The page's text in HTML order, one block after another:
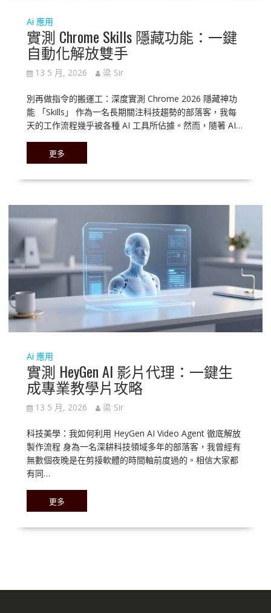
Ai 應用
實測 Chrome Skills 隱藏功能：一鍵
自動化解放雙手
13 5 月, 2026 梁 Sir
別再做指令的搬運工：深度實測 Chrome 2026 隱藏神功
能 「Skills」 作為一名長期關注科技趨勢的部落客，我每
天的工作流程幾乎被各種 AI 工具所佔據。然而，隨著 AI…
更多
Ai 應用
實測 HeyGen AI 影片代理：一鍵生
成專業教學片攻略
13 5 月, 2026 梁 Sir
科技美學：我如何利用 HeyGen AI Video Agent 徹底解放
製作流程 身為一名深耕科技領域多年的部落客，我曾經有
無數個夜晚是在剪接軟體的時間軸前度過的。相信大家都
有同…
更多